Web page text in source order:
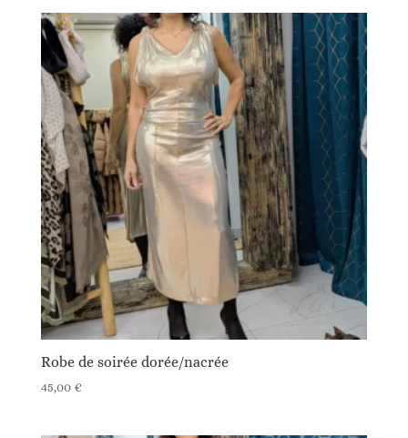
Robe de soirée dorée/nacrée
45,00 €